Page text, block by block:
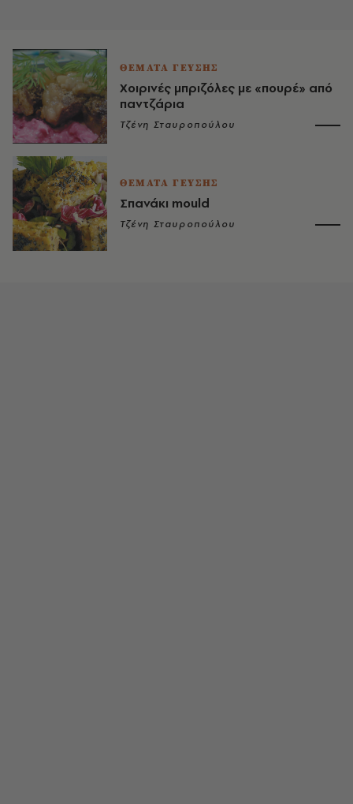
ΘΕΜΑΤΑ ΓΕΥΣΗΣ
Χοιρινές μπριζόλες με «πουρέ» από
παντζάρια
Τζένη Σταυροπούλου
ΘΕΜΑΤΑ ΓΕΥΣΗΣ
Σπανάκι mould
Τζένη Σταυροπούλου